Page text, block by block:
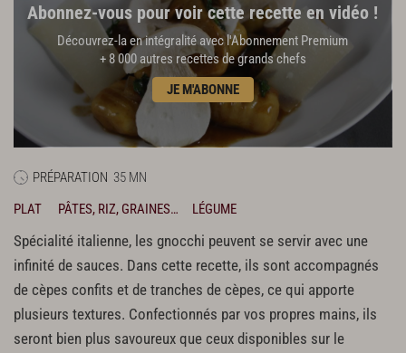
Abonnez-vous pour voir cette recette en vidéo !
Découvrez-la en intégralité avec l'Abonnement Premium
+ 8 000 autres recettes de grands chefs
JE M'ABONNE
PRÉPARATION 35 MN
PLAT
PÂTES, RIZ, GRAINES… LÉGUME
Spécialité italienne, les gnocchi peuvent se servir avec une
infinité de sauces. Dans cette recette, ils sont accompagnés
de cèpes confits et de tranches de cèpes, ce qui apporte
plusieurs textures. Confectionnés par vos propres mains, ils
seront bien plus savoureux que ceux disponibles sur le